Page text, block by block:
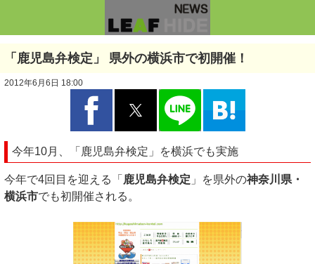
「鹿児島弁検定」 県外の横浜市で初開催！
2012年6月6日 18:00
今年10月、「鹿児島弁検定」を横浜でも実施
今年で4回目を迎える「 鹿児島弁検定 」を県外の神奈川県・
横浜市でも初開催される。